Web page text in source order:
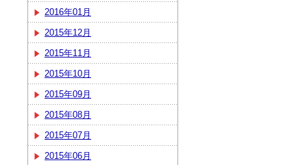
2016年01月
2015年12月
2015年11月
2015年10月
2015年09月
2015年08月
2015年07月
2015年06月